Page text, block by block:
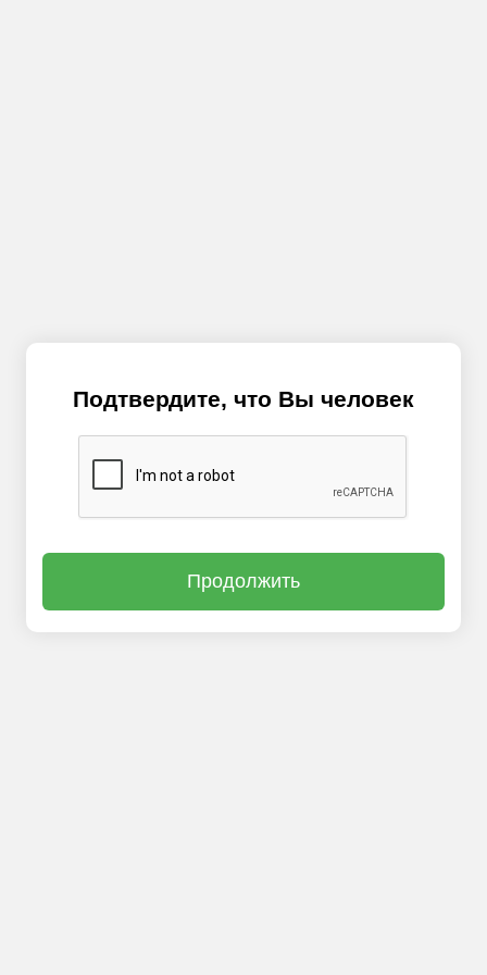
Подтвердите, что Вы человек
Продолжить